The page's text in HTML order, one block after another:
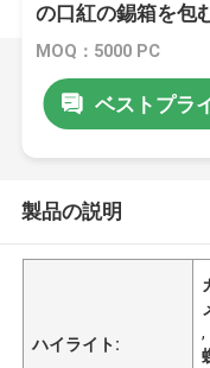
の口紅の錫箱を包
錫
MOQ：5000 PC
ベストプラ
製品の説明
ハイライト:
,